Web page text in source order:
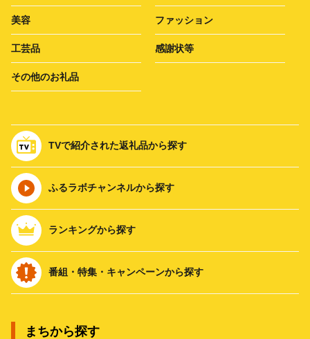
美容 ファッション
工芸品 感謝状等
その他のお礼品
TVで紹介された返礼品から探す
ふるラボチャンネルから探す
ランキングから探す
番組・特集・キャンペーンから探す
まちから探す